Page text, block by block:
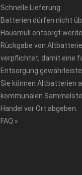
Schnelle Lieferung
Batterien dürfen nicht
Hausmüll entsorgt
Rückgabe von
verpflichtet, damit eine
Entsorgung
Sie können Altbatterien
kommunalen
Handel vor Ort abgeben.
FAQ »